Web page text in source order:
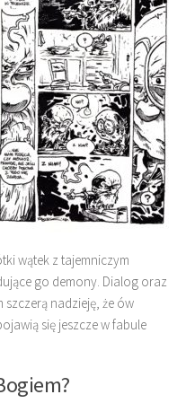
wątek z tajemniczym
go demony. Dialog oraz
szczerą nadzieję, że ów
się jeszcze w fabule